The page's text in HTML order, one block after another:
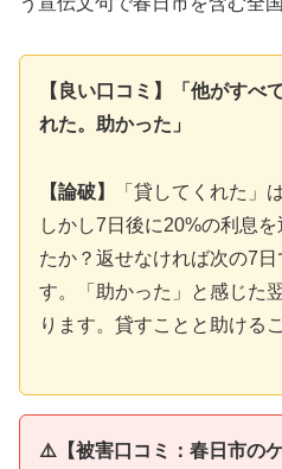
【良い口コミ】「他がすべ
れた。助かった」
【論破】
「貸してくれた」
しかし7日後に20%の利息
たか？返せなければ次の7
す。「助かった」と感じた
ります。貸すことと助ける
⚠️【被害口コミ：春日市のケ